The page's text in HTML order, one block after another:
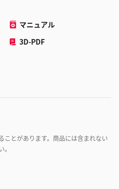
マニュアル
3D-PDF
ことがあります。商品には含まれない